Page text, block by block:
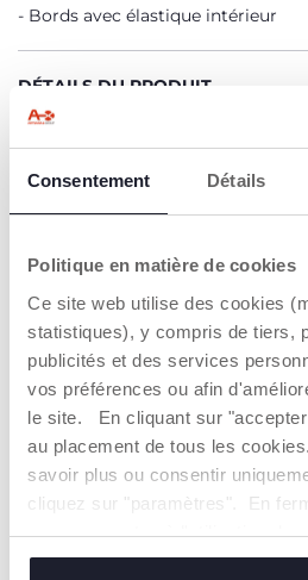
Consentement Détails
Politique en matière de cookies
Ce site web utilise des cookies
statistiques), y compris de tiers,
publicités et des services
vos préférences ou afin
le site. En cliquant sur
au placement de tous les
savoir plus ou consentir
cliquez sur "paramètres". En
vous consentez à l'utilisation
techniques, qui sont essentiels
Bords avec élastique intérieur
DÉTAILS DU PRODUIT
AVERTISSEMENTS ET
NOS